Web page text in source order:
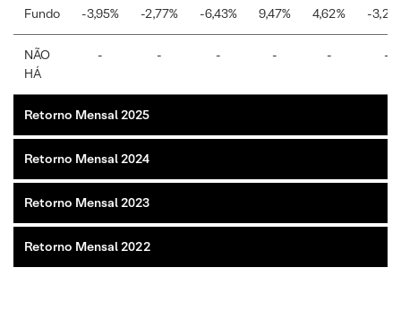
Fundo -3,95% -2,77% -6,43% 9,47% 4,62% -
NÃO
HÁ
- - - - - -
Retorno Mensal 2025
Retorno Mensal 2024
Retorno Mensal 2023
Retorno Mensal 2022